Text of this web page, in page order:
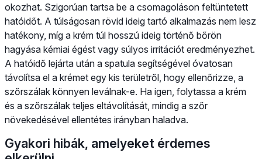
okozhat. Szigorúan tartsa be a csomagoláson feltüntetett
hatóidőt. A túlságosan rövid ideig tartó alkalmazás nem lesz
hatékony, míg a krém túl hosszú ideig történő bőrön
hagyása kémiai égést vagy súlyos irritációt eredményezhet.
A hatóidő lejárta után a spatula segítségével óvatosan
távolítsa el a krémet egy kis területről, hogy ellenőrizze, a
szőrszálak könnyen leválnak-e. Ha igen, folytassa a krém
és a szőrszálak teljes eltávolítását, mindig a szőr
növekedésével ellentétes irányban haladva.
Gyakori hibák, amelyeket érdemes